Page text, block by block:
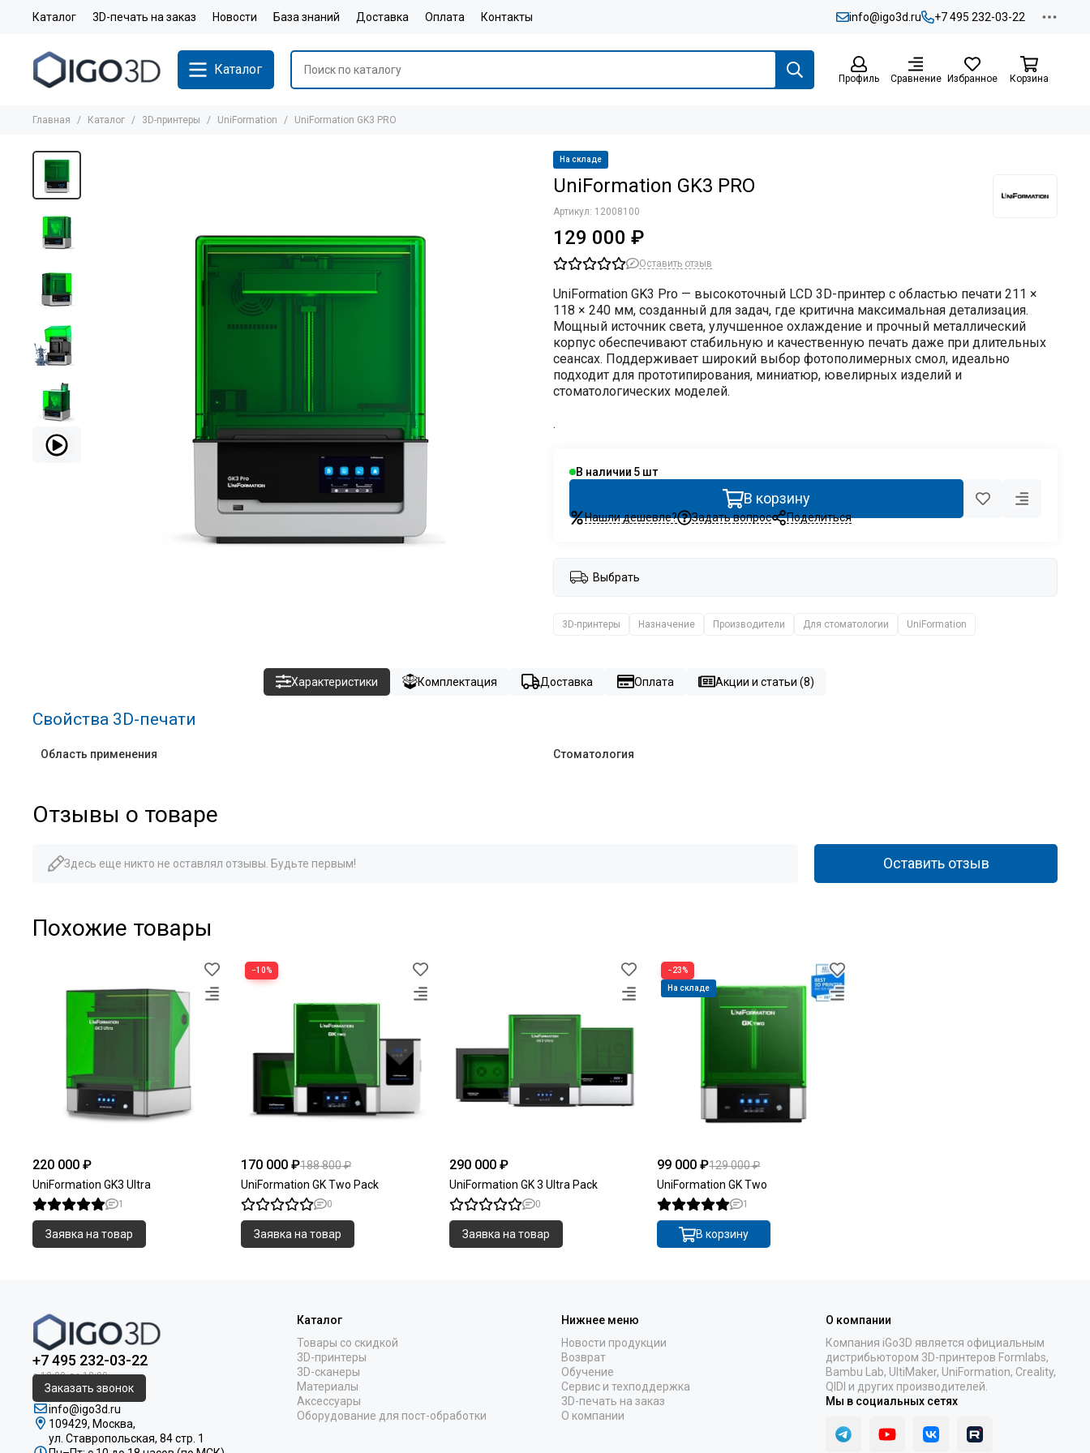
Каталог 3D-печать на заказ Новости База знаний Доставка Оплата Контакты info@igo3d.ru +7 495 232-03-22
Каталог
Профиль Сравнение Избранное Корзина
Главная Каталог 3D-принтеры UniFormation UniFormation GK3 PRO
На складе
UniFormation GK3 PRO
Артикул: 12008100
129 000 ₽
Оставить отзыв
UniFormation GK3 Pro — высокоточный LCD 3D-принтер с областью печати 211 ×
118 × 240 мм, созданный для задач, где критична максимальная детализация.
Мощный источник света, улучшенное охлаждение и прочный металлический
корпус обеспечивают стабильную и качественную печать даже при длительных
сеансах. Поддерживает широкий выбор фотополимерных смол, идеально
подходит для прототипирования, миниатюр, ювелирных изделий и
стоматологических моделей.
.
В наличии 5
В корзину
Нашли дешевле? Задать вопрос Поделиться
Выбрать
3D-принтеры Назначение Производители Для стоматологии UniFormation
Характеристики Комплектация Доставка Оплата Акции и статьи (8)
Свойства 3D-печати
Область применения Стоматология
Отзывы о товаре
Здесь еще никто не оставлял отзывы. Будьте первым! Оставить отзыв
Похожие товары
220 000 ₽
UniFormation GK3 Ultra
1
Заявка на товар
−10%
170 000 ₽188 800 ₽
UniFormation GK Two Pack
0
Заявка на товар
290 000 ₽
UniFormation GK 3 Ultra Pack
0
Заявка на товар
−23%
На складе
99 000 ₽129 000 ₽
UniFormation GK Two
1
В корзину
+7 495 232-03-22
Заказать звонок
info@igo3d.ru
109429, Москва,
ул. Ставропольская, 84 стр. 1
Каталог
Товары со скидкой
3D-принтеры
3D-сканеры
Материалы
Аксессуары
Оборудование для пост-обработки
Нижнее меню
Новости продукции
Возврат
Обучение
Сервис и техподдержка
3D-печать на заказ
О компании
О компании
Компания iGo3D является официальным
дистрибьютором 3D-принтеров Formlabs,
Bambu Lab, UltiMaker, UniFormation, Creality,
QIDI и других производителей.
Мы в социальных сетях